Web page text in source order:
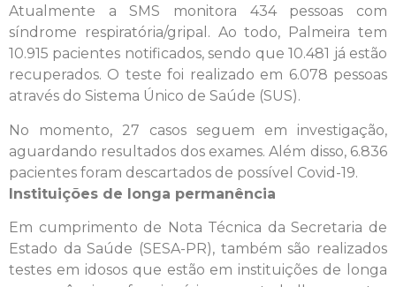
Atualmente a SMS monitora 434 pessoas com
síndrome respiratória/gripal. Ao todo, Palmeira tem
10.915 pacientes notificados, sendo que 10.481 já estão
recuperados. O teste foi realizado em 6.078 pessoas
através do Sistema Único de Saúde (SUS).
No momento, 27 casos seguem em investigação,
aguardando resultados dos exames. Além disso, 6.836
pacientes foram descartados de possível Covid-19.
Instituições de longa permanência
Em cumprimento de Nota Técnica da Secretaria de
Estado da Saúde (SESA-PR), também são realizados
testes em idosos que estão em instituições de longa